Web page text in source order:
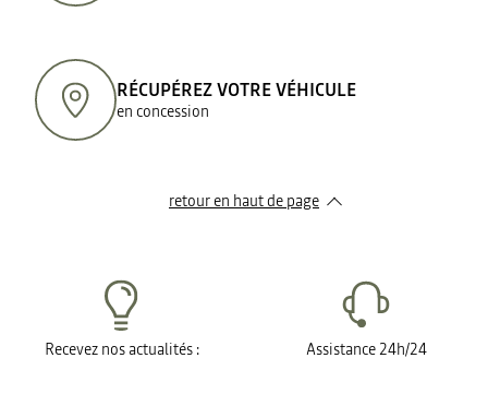
RÉCUPÉREZ VOTRE VÉHICULE
en concession
retour en haut de page​
Recevez nos actualités : Assistance 24h/24